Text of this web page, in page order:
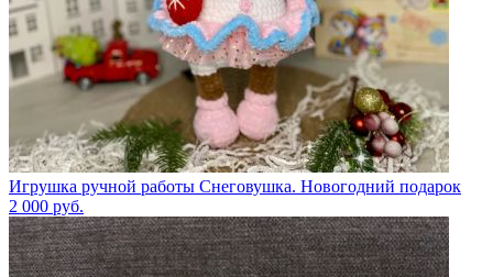
Игрушка ручной работы Снеговушка. Новогодний подарок
2 000 руб.